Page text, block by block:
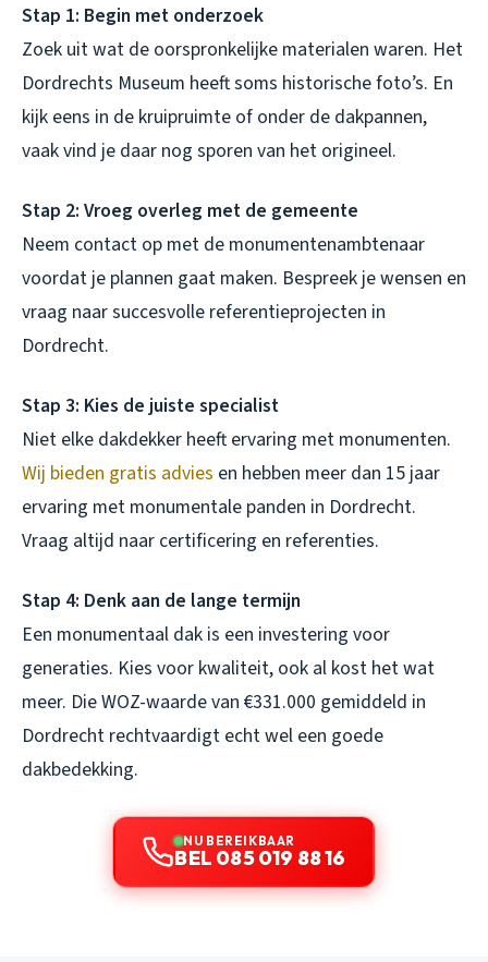
Stap 1: Begin met onderzoek
Zoek uit wat de oorspronkelijke materialen waren. Het
Dordrechts Museum heeft soms historische foto’s. En
kijk eens in de kruipruimte of onder de dakpannen,
vaak vind je daar nog sporen van het origineel.
Stap 2: Vroeg overleg met de gemeente
Neem contact op met de monumentenambtenaar
voordat je plannen gaat maken. Bespreek je wensen en
vraag naar succesvolle referentieprojecten in
Dordrecht.
Stap 3: Kies de juiste specialist
Niet elke dakdekker heeft ervaring met monumenten.
Wij bieden gratis advies en hebben meer dan 15 jaar
ervaring met monumentale panden in Dordrecht.
Vraag altijd naar certificering en referenties.
Stap 4: Denk aan de lange termijn
Een monumentaal dak is een investering voor
generaties. Kies voor kwaliteit, ook al kost het wat
meer. Die WOZ-waarde van €331.000 gemiddeld in
Dordrecht rechtvaardigt echt wel een goede
dakbedekking.
NU BEREIKBAAR
BEL 085 019 88 16